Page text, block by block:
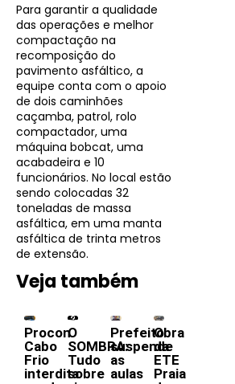
Para garantir a qualidade
das operações e melhor
compactação na
recomposição do
pavimento asfáltico, a
equipe conta com o apoio
de dois caminhões
caçamba, patrol, rolo
compactador, uma
máquina bobcat, uma
acabadeira e 10
funcionários. No local estão
sendo colocadas 32
toneladas de massa
asfáltica, em uma manta
asfáltica de trinta metros
de extensão.
Veja também
Procon
Cabo
Frio
interdita
O
SOMBRA:
Tudo
sobre
Prefeito
suspende
as
aulas
Obra
da
ETE
Praia